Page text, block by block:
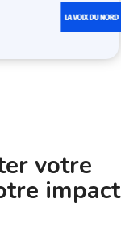
votre
impact